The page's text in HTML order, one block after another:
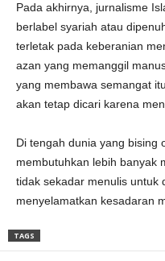
Pada akhirnya, jurnalisme
berlabel syariah atau
terletak pada keberanian
azan yang memanggil
yang membawa semangat
akan tetap dicari karena
Di tengah dunia yang bising
membutuhkan lebih banyak
tidak sekadar menulis untuk
menyelamatkan kesadaran
TAGS